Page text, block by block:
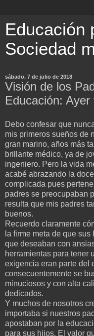
Educación
Sociedad
sábado, 7 de julio de 2018
Visión de los
Educación: Ayer
Debo confesar que
mis primeros sueños de
gran marino, años más
brillante médico, ya de
ingeniero. Pero la vida
acabé abrazando la
complicada pues
padres se preocupaban
resulta que mis padres
buenos.
Recuerdo claramente
la firme meta de que
que deseaban con
herramientas para tener
exigencia eran parte del
consecuentemente se
minuciosos y con alta
dedicados.
Y muchos de nosotros
importaba si nuestros
apostaban por la
para sus hijos. El valor